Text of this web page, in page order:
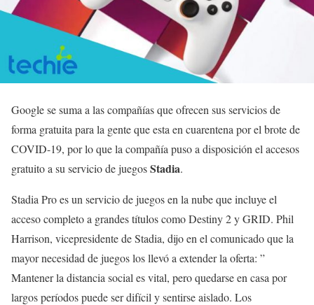
Google se suma a las compañías que ofrecen sus servicios de
forma gratuita para la gente que esta en cuarentena por el brote de
COVID-19, por lo que la compañía puso a disposición el accesos
gratuito a su servicio de juegosStadia.
Stadia Pro es un servicio de juegos en la nube que incluye el
acceso completo a grandes títulos como Destiny 2 y GRID. Phil
Harrison, vicepresidente de Stadia, dijo en el comunicado que la
mayor necesidad de juegos los llevó a extender la oferta: ”
Mantener la distancia social es vital, pero quedarse en casa por
largos períodos puede ser difícil y sentirse aislado. Los